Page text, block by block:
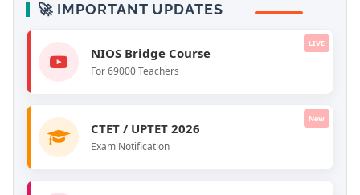
🚀 IMPORTANT UPDATES
NIOS Bridge Course
For 69000 Teachers
LIVE
CTET / UPTET 2026
Exam Notification
New